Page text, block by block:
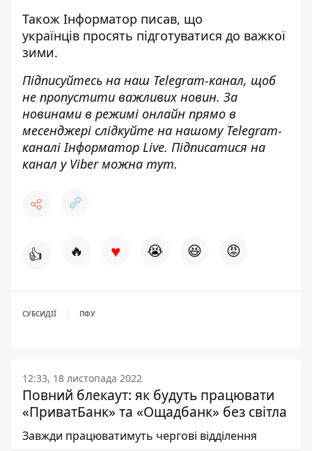
Також Інформатор писав, що
українців просять підготуватися до важкої
зими.
Підписуйтесь на наш Telegram-канал, щоб
не пропустити важливих новин. За
новинами в режимі онлайн прямо в
месенджері слідкуйте на нашому Telegram-
каналіІнформатор Live. Підписатися на
канал у Viber можна тут.
👍 🔥 ♥ 😭 😆 😡
СУБСИДІЇ ПФУ
12:33, 18 листопада 2022
Повний блекаут: як будуть працювати
«ПриватБанк» та «Ощадбанк» без світла
Завжди працюватимуть чергові відділення